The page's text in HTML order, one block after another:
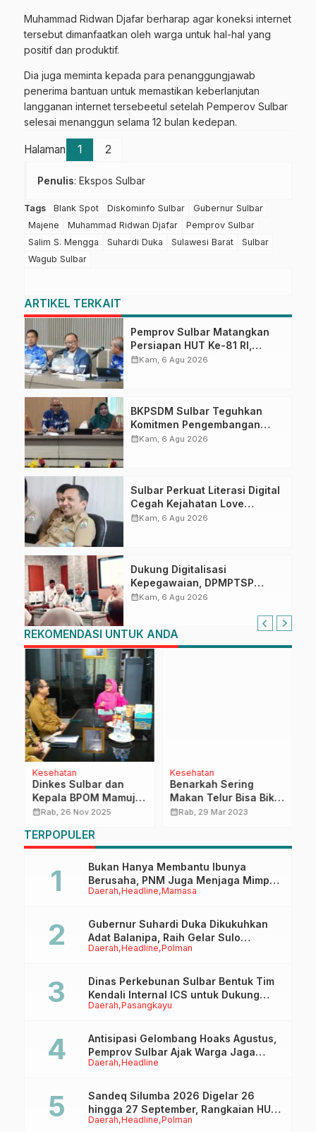
Muhammad Ridwan Djafar berharap agar koneksi internet
tersebut dimanfaatkan oleh warga untuk hal-hal yang
positif dan produktif.
Dia juga meminta kepada para penanggungjawab
penerima bantuan untuk memastikan keberlanjutan
langganan internet tersebeetul setelah Pemperov Sulbar
selesai menanggun selama 12 bulan kedepan.
Halaman 1 2
Penulis: Ekspos Sulbar
Tags Blank Spot Diskominfo Sulbar
Gubernur Sulbar
Majene
Muhammad Ridwan Djafar
Pemprov Sulbar
Salim S. Mengga
Suhardi Duka Sulawesi Barat
Sulbar
Wagub Sulbar
ARTIKEL TERKAIT
Pemprov Sulbar Matangkan
Persiapan HUT Ke-81 RI,
Puncak Upacara di Lapangan
calendar_monthKam, 6 Agu 2026
BKPSDM Sulbar Teguhkan
Komitmen Pengembangan
Kompetensi ASN melalui
calendar_monthKam, 6 Agu 2026
Sulbar Perkuat Literasi Digital
Cegah Kejahatan Love
Scamming
calendar_monthKam, 6 Agu 2026
Dukung Digitalisasi
Kepegawaian, DPMPTSP
Sulbar Siap Terapkan Aplikasi
calendar_monthKam, 6 Agu 2026
REKOMENDASI UNTUK ANDA
Kesehatan
Dinkes Sulbar dan
Kepala BPOM Mamuju
Perkuat Koordinasi
Resistensi Antibiotik,
dan MBG
calendar_monthRab, 26 Nov 2025
Kesehatan
Benarkah Sering
Makan Telur Bisa Bikin
Kolesterol Tinggi? Cek
calendar_monthRab, 29 Mar 2023
TERPOPULER
Daerah Headline Mamasa
Bukan Hanya Membantu Ibunya
Berusaha, PNM Juga Menjaga Mimpi
Anaknya Untuk Menggapai Cita-Cita
Daerah Headline Polman
Gubernur Suhardi Duka Dikukuhkan
Adat Balanipa, Raih Gelar Sulo
Tappidena
Daerah Pasangkayu
Dinas Perkebunan Sulbar Bentuk Tim
Kendali Internal ICS untuk Dukung
Sertifikasi ISPO Pekebun di
Daerah Headline
Antisipasi Gelombang Hoaks Agustus,
Pemprov Sulbar Ajak Warga Jaga
Ruang Digital
Daerah Headline Polman
Sandeq Silumba 2026 Digelar 26
hingga 27 September, Rangkaian HUT
Sulbar